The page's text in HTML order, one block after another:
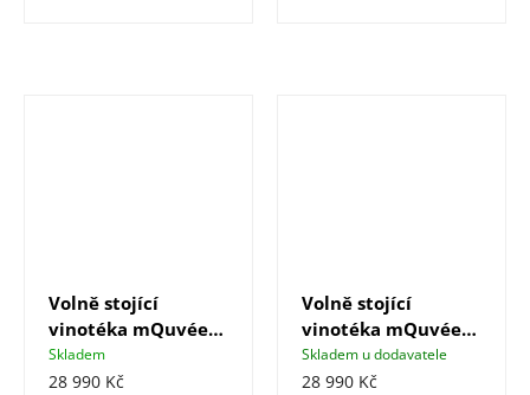
Volně stojící
vinotéka mQuvée
WineExpert 66 Full
Glass černá
Skladem
28 990 Kč
Volně stojící
vinotéka mQuvée
WineExpert 66
nerez
Skladem u dodavatele
28 990 Kč